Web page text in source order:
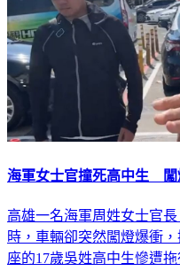
海軍女士官撞死高中生 闖
高雄一名海軍周姓女士官
時，車輛卻突然闖燈爆衝
座的17歲吳姓高中生慘遭